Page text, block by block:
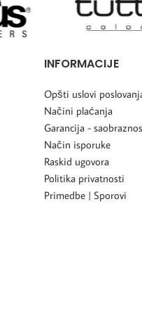
INFORMACIJE
Opšti uslovi
Načini plaćanja
Garancija -
Način isporuke
Raskid ugovora
Politika privatnosti
Primedbe | Sporovi